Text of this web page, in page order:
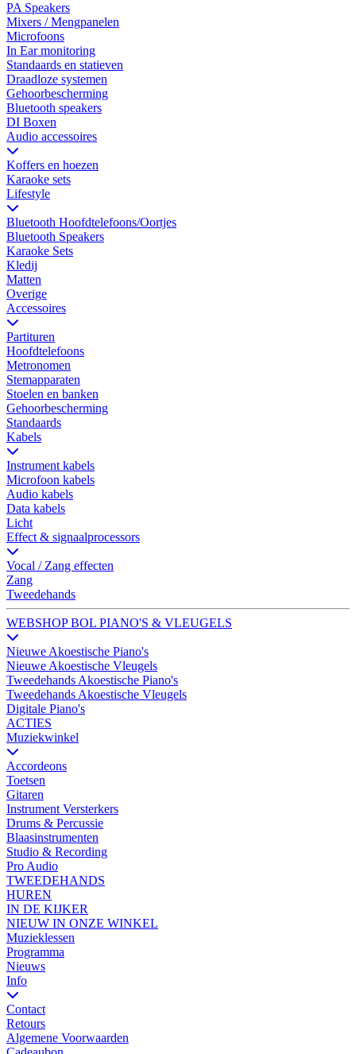
PA Speakers
Mixers / Mengpanelen
Microfoons
In Ear monitoring
Standaards en statieven
Draadloze systemen
Gehoorbescherming
Bluetooth speakers
DI Boxen
Audio accessoires
Koffers en hoezen
Karaoke sets
Lifestyle
Bluetooth Hoofdtelefoons/Oortjes
Bluetooth Speakers
Karaoke Sets
Kledij
Matten
Overige
Accessoires
Partituren
Hoofdtelefoons
Metronomen
Stemapparaten
Stoelen en banken
Gehoorbescherming
Standaards
Kabels
Instrument kabels
Microfoon kabels
Audio kabels
Data kabels
Licht
Effect & signaalprocessors
Vocal / Zang effecten
Zang
Tweedehands
WEBSHOP BOL PIANO'S & VLEUGELS
Nieuwe Akoestische Piano's
Nieuwe Akoestische Vleugels
Tweedehands Akoestische Piano's
Tweedehands Akoestische Vleugels
Digitale Piano's
ACTIES
Muziekwinkel
Accordeons
Toetsen
Gitaren
Instrument Versterkers
Drums & Percussie
Blaasinstrumenten
Studio & Recording
Pro Audio
TWEEDEHANDS
HUREN
IN DE KIJKER
NIEUW IN ONZE WINKEL
Muzieklessen
Programma
Nieuws
Info
Contact
Retours
Algemene Voorwaarden